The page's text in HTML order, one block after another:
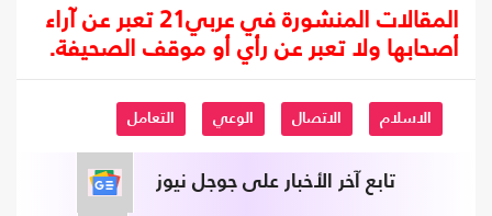
المقالات المنشورة في عربي21 تعبر عن آراء
أصحابها ولا تعبر عن رأي أو موقف الصحيفة.
الاسلام الاتصال الوعي التعامل
تابع آخر الأخبار على جوجل نيوز